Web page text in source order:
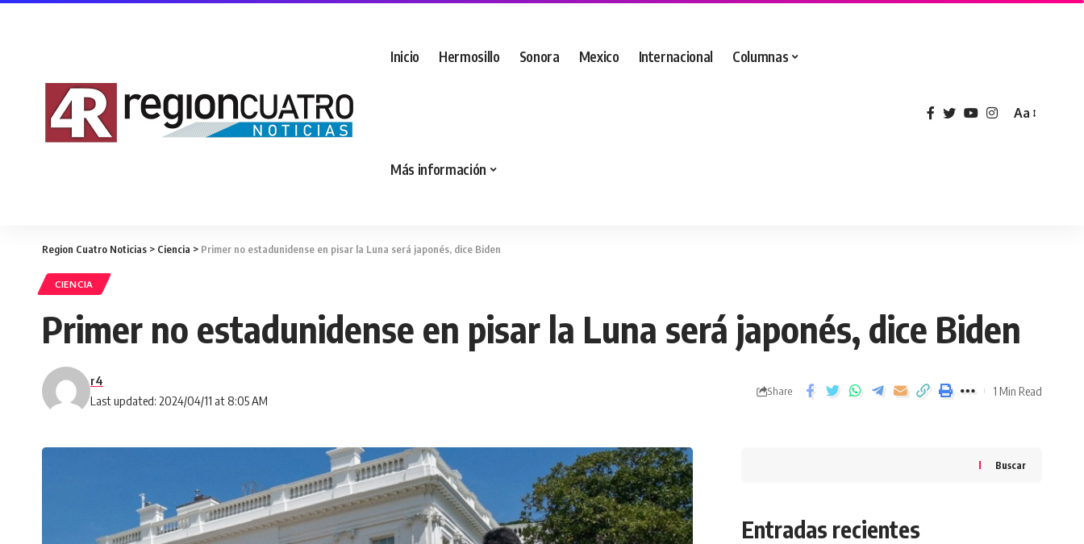
Inicio Hermosillo Sonora Mexico Internacional Columnas
Más información
Aa
Region Cuatro Noticias > Ciencia > Primer no estadunidense en pisar la Luna será japonés, dice Biden
CIENCIA
Primer no estadunidense en pisar la Luna será japonés, dice Biden
Last updated: 2024/04/11 at 8:05 AM
r4
Share 1 Min Read
Buscar
Entradas recientes